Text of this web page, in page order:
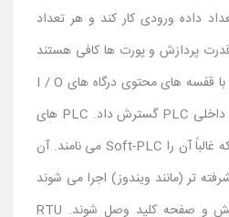
داده ورودی کار کند و هر تعداد
پردازش و پورت ها کافی هستند
کنترل کند. PLC را می توان با قفسه های محتوی درگاه های I / O
متصل به یکی از گذرگاه های داخلی PLC گسترش داد. PLC های
پیشرفته تری نیز وجود دارد که غالباً آن را Soft-PLC می نامند. آن
تر (مانند ویندوز) اجرا می شوند
و می توانند به صفحه نمایش و صفحه کلید وصل شوند. RTU